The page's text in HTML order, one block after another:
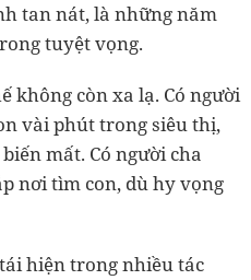
tan nát, là những năm
tuyệt vọng.
không còn xa lạ. Có người
vài phút trong siêu thị,
mất. Có người cha
nơi tìm con, dù hy vọng
hiện trong nhiều tác